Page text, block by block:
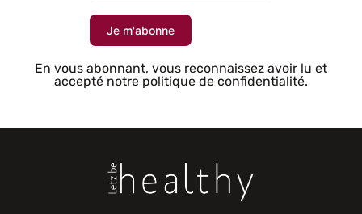
Je m'abonne
En vous abonnant, vous reconnaissez avoir lu et
accepté notre politique de confidentialité.